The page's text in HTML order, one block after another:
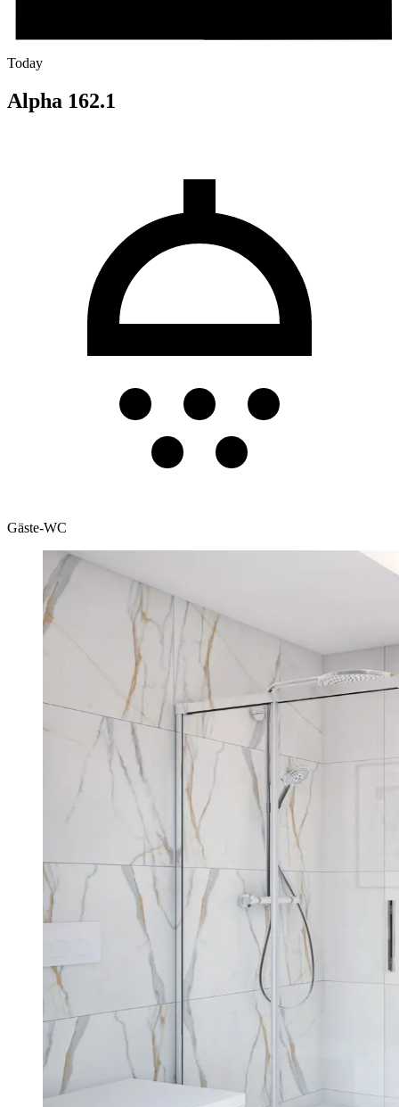
Today
Alpha 162.1
Gäste-WC